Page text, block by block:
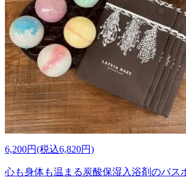
6,200円(税込6,820円)
心も身体も温まる炭酸保湿入浴剤のバス